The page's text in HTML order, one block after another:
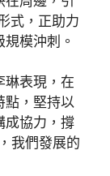
式，正助力
模沖刺。
琳表現，在
點，堅持以
成協力，撐
我們發展的